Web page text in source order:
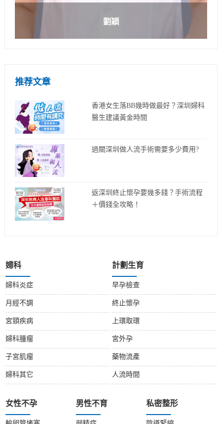
劉穎
推荐文章
香港女生落BB幾時做最好？深圳婦科
醫生建議黃金時間
過關深圳做人流手術需要多少費用?
返深圳終止懷孕要幾多錢？手術流程
＋價錢全攻略！
婦科
婦科炎症
月經不調
宮頸疾病
婦科腫瘤
子宮肌瘤
婦科其它
計劃生育
早孕檢查
終止懷孕
上環取環
宮外孕
藥物流產
人流時間
女性不孕 男性不育 私密整形